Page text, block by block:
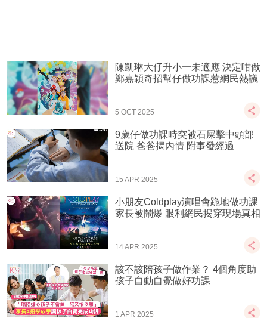
陳凱琳大仔升小一未適應 決定咁做
鄭嘉穎奇招幫仔做功課惹網民熱議
5 OCT 2025
9歲仔做功課時突被石屎擊中頭部
送院 爸爸揭內情 附事發經過
15 APR 2025
小朋友Coldplay演唱會跪地做功課
家長被鬧爆 眼利網民揭穿現場真相
14 APR 2025
該不該陪孩子做作業？ 4個角度助
孩子自動自覺做好功課
1 APR 2025